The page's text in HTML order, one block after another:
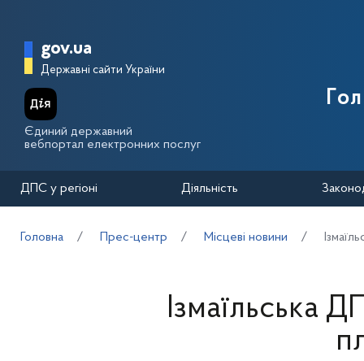
Головна сторінка Державної
gov.ua
Державні сайти України
Єдиний державний
вебпортал електронних послуг
ДПС у регіоні Діяльність
Головна Прес-центр Місцеві новини
Ізмаїльська